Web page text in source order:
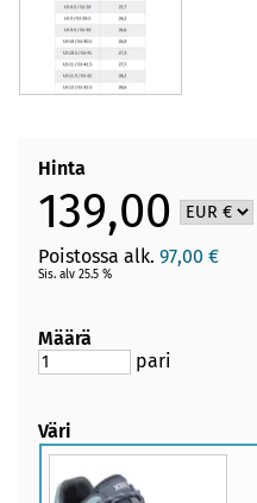
Hinta
139,00
Poistossa alk. 97,00 €
Sis. alv 25.5 %
Määrä
pari
Väri